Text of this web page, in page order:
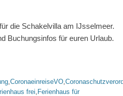
die Schakelvilla am IJsselmeer.
Buchungsinfos für euren Urlaub.
,CoronaeinreiseVO,
frei, Ferienhaus für